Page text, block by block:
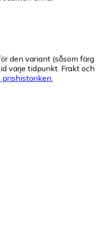
den variant (såsom färg
varje tidpunkt. Frakt och
prishistoriken.